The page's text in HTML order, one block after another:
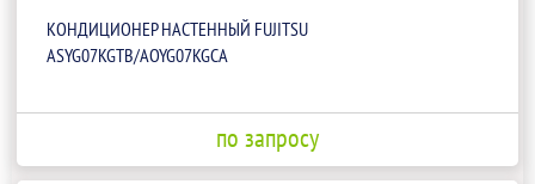
КОНДИЦИОНЕР НАСТЕННЫЙ FUJITSU
ASYG07KGTB/AOYG07KGCA
по запросу